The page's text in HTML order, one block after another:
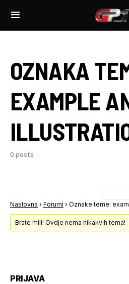
OZNAKA
EXAMPLE
0 posts
Naslovna › Forumi › Oznake teme:
Brate mili! Ovdje nema nikakvih tema!
PRIJAVA